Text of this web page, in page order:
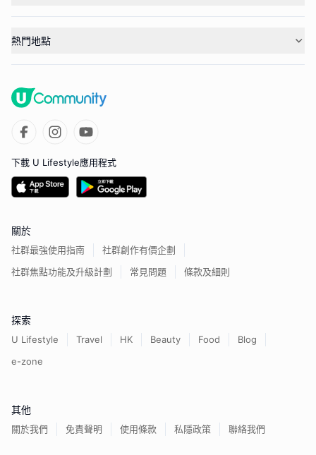
熱門地點
下載 U Lifestyle應用程式
關於
社群最強使用指南
社群創作有價企劃
社群焦點功能及升級計劃
常見問題 條款及細則
探索
U Lifestyle Travel HK Beauty Food
Blog
e-zone
其他
關於我們 免責聲明 使用條款 私隱政策 聯絡我們